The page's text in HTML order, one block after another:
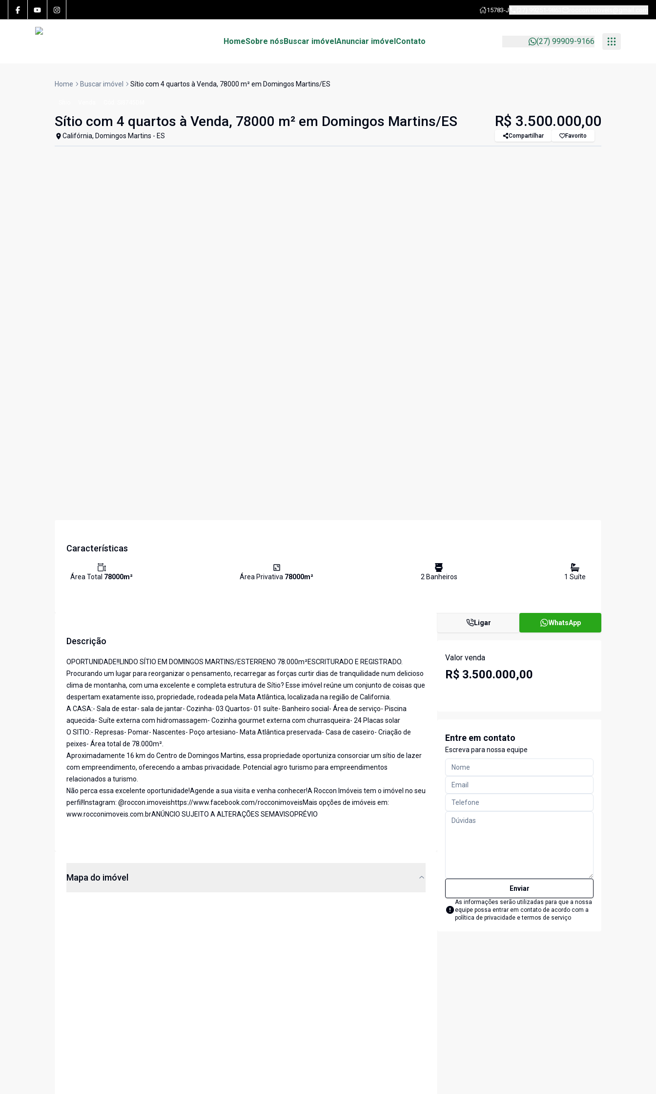
15783-J
HomeSobre nósBuscar imóvelAnunciar imóvelContato (27) 99909-9166
Home Buscar imóvel Sítio com 4 quartos à Venda, 78000 m² em Domingos Martins/ES
Sítio com 4 quartos à Venda, 78000 m² em Domingos Martins/ES
Califórnia, Domingos Martins - ES
R$ 3.500.000,00
Compartilhar Favorito
Características
Área Total 78000m² Área Privativa 78000m² 2Banheiros 1 Suíte
Descrição
OPORTUNIDADE!!LINDO SÍTIO EM DOMINGOS MARTINS/ESTERRENO 78.000m²ESCRITURADO E REGISTRADO.
Procurando um lugar para reorganizar o pensamento, recarregar as forças curtir dias de tranquilidade num delicioso
clima de montanha, com uma excelente e completa estrutura de Sítio? Esse imóvel reúne um conjunto de coisas que
despertam exatamente isso, propriedade, rodeada pela Mata Atlântica, localizada na região de California.
A CASA:- Sala de estar- sala de jantar- Cozinha- 03 Quartos- 01 suíte- Banheiro social- Área de serviço- Piscina
aquecida- Suíte externa com hidromassagem- Cozinha gourmet externa com churrasqueira- 24 Placas solar
O SITIO:- Represas- Pomar- Nascentes- Poço artesiano- Mata Atlântica preservada- Casa de caseiro- Criação de
peixes- Área total de 78.000m².
Aproximadamente 16 km do Centro de Domingos Martins, essa propriedade oportuniza consorciar um sítio de lazer
com empreendimento, oferecendo a ambas privacidade. Potencial agro turismo para empreendimentos
relacionados a turismo.
Não perca essa excelente oportunidade!Agende a sua visita e venha conhecer!A Roccon Imóveis tem o imóvel no seu
perfil!Instagram: @roccon.imoveishttps://www.facebook.com/rocconimoveisMais opções de imóveis em:
www.rocconimoveis.com.brANÚNCIO SUJEITO A ALTERAÇÕES SEMAVISOPRÉVIO
Mapa do imóvel
Ligar WhatsApp
Valor venda
R$ 3.500.000,00
Entre em contato
Escreva para nossa equipe
Enviar
As informações serão utilizadas para que a nossa
equipe possa entrar em contato de acordo com a
política de privacidade e termos de serviço